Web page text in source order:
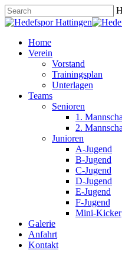
Skip
to
content
Close
Menu
Home
Verein
Vorstand
Trainingsplan
Unterlagen
Teams
Senioren
1.
2.
Junioren
A-Jugend
B-Jugend
C-Jugend
D-Jugend
E-Jugend
F-Jugend
Mini-Kicker
Galerie
Anfahrt
Kontakt